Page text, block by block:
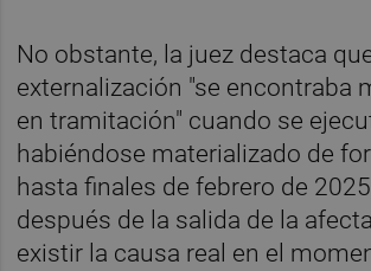
No obstante, la juez destaca
externalización "se encontraba
en tramitación" cuando se
habiéndose materializado de
hasta finales de febrero de
después de la salida de la
existir la causa real en el